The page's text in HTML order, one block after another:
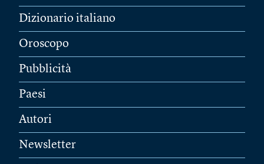
Dizionario italiano
Oroscopo
Pubblicità
Paesi
Autori
Newsletter